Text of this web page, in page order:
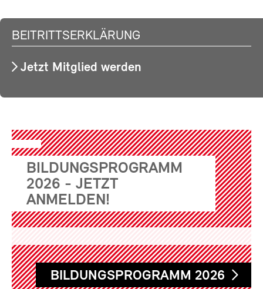
BEITRITTSERKLÄRUNG
Jetzt Mitglied werden
BILDUNGSPROGRAMM
2026 - JETZT
ANMELDEN!
BILDUNGSPROGRAMM 2026